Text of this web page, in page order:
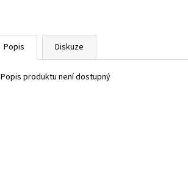
Popis Diskuze
Popis produktu není dostupný